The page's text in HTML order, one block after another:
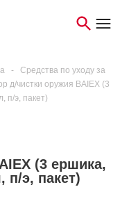
-
Средства по уходу за
д/чистки оружия BAIEX (3
п/э, пакет)
(3 ершика,
п/э, пакет)